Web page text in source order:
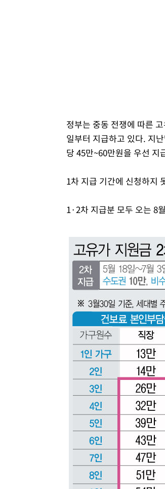
정부는 중동 전쟁에 따른
일부터 지급하고 있다. 지
당 45만~60만원을 우선 지
1차 지급 기간에 신청하지
1·2차 지급분 모두 오는 8